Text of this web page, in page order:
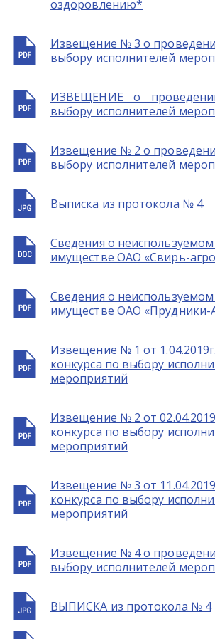
оздоровлению*
Извещение № 3 о
выбору исполнителей
ИЗВЕЩЕНИЕ о
выбору исполнителей
Извещение № 2 о
выбору исполнителей
Выписка из протокола № 4
Сведения о
имуществе ОАО «Свирь-
Сведения о
имуществе ОАО «Прудники-
Извещение № 1 от
конкурса по выбору
мероприятий
Извещение № 2 от
конкурса по выбору
мероприятий
Извещение № 3 от
конкурса по выбору
мероприятий
Извещение № 4 о
выбору исполнителей
ВЫПИСКА из протокола № 4